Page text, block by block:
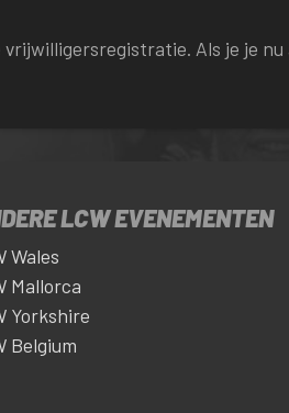
Als je je
LCW EVENEMENTEN
Wales
Mallorca
Yorkshire
Belgium